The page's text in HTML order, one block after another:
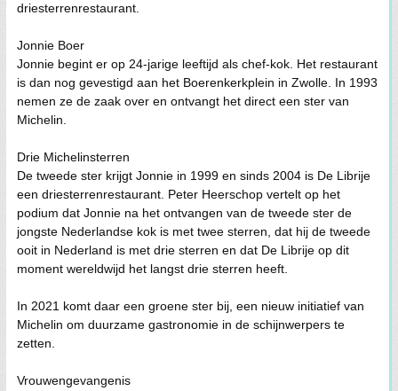
driesterrenrestaurant.
Jonnie Boer
Jonnie begint er op 24-jarige leeftijd als chef-kok. Het restaurant
is dan nog gevestigd aan het Boerenkerkplein in Zwolle. In 1993
nemen ze de zaak over en ontvangt het direct een ster van
Michelin.
Drie Michelinsterren
De tweede ster krijgt Jonnie in 1999 en sinds 2004 is De Librije
een driesterrenrestaurant. Peter Heerschop vertelt op het
podium dat Jonnie na het ontvangen van de tweede ster de
jongste Nederlandse kok is met twee sterren, dat hij de tweede
ooit in Nederland is met drie sterren en dat De Librije op dit
moment wereldwijd het langst drie sterren heeft.
In 2021 komt daar een groene ster bij, een nieuw initiatief van
Michelin om duurzame gastronomie in de schijnwerpers te
zetten.
Vrouwengevangenis